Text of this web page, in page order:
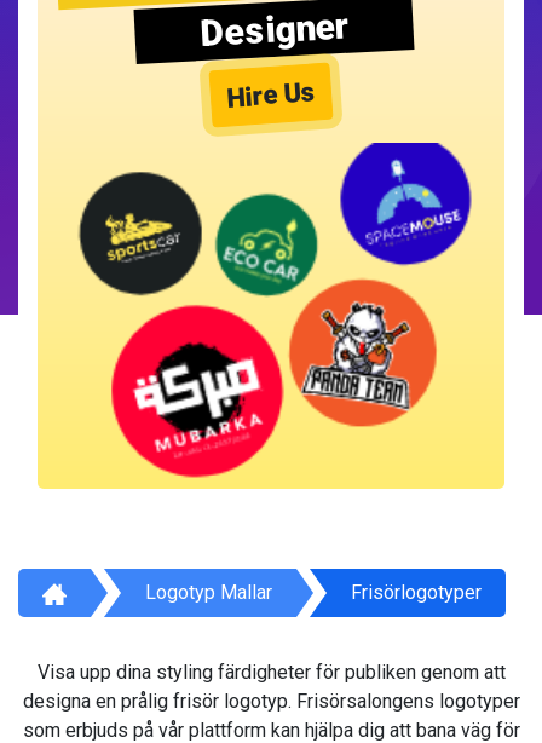
Designer
Hire Us
Logotyp Mallar Frisörlogotyper
Visa upp dina styling färdigheter för publiken genom att
designa en prålig frisör logotyp. Frisörsalongens logotyper
som erbjuds på vår plattform kan hjälpa dig att bana väg för